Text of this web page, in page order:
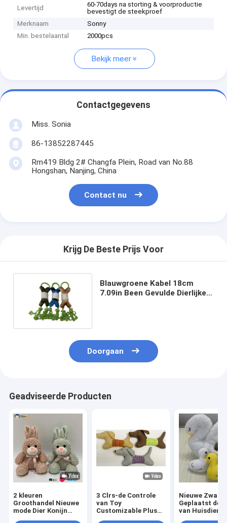
Levertijd
60-70days na storting & voorproductie
bevestigt de steekproef
Merknaam
Sonny
Min. bestelaantal
2000pcs
Bekijk meer
Contactgegevens
Miss. Sonia
86-13852287445
Rm419 Bldg 2# Changfa Plein, Road van No.88
Hongshan, Nanjing, China
Contact nu
Krijg De Beste Prijs Voor
Blauwgroene Kabel 18cm
7.09in Been Gevulde Dierlijke
Doorgaan
Geadviseerde Producten
2 kleuren
Groothandel Nieuwe
mode Dier Konijn
3 Clrs-de Controle
van Toy
Customizable Plush
Nieuwe
Geplaatst de
van